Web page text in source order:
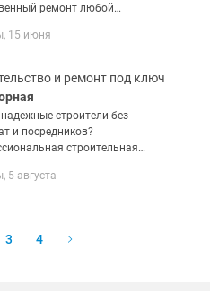
ремонт любой
рестораны и другие
капитальный...
15 июня
и ремонт под ключ
строители без
и посредников?
строительная
— от мелкого ремонта до
5 августа
3 4